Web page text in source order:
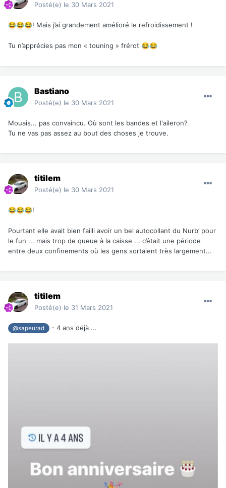
Posté(e) le 30 Mars 2021
😂😂😂! Mais j’ai grandement amélioré le refroidissement !
Tu n’apprécies pas mon « touning » frérot 😂😂
Bastiano
Posté(e) le 30 Mars 2021
Mouais... pas convaincu. Où sont les bandes et l'aileron?
Tu ne vas pas assez au bout des choses je trouve.
titilem
Posté(e) le 30 Mars 2021
😂😂😂!
Pourtant elle avait bien failli avoir un bel autocollant du Nurb’ pour
le fun ... mais trop de queue à la caisse ... c’était une période
entre deux confinements où les gens sortaient très largement...
titilem
Posté(e) le 31 Mars 2021
@sapeurad - 4 ans déjà ...